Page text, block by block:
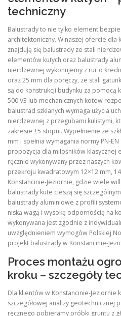
techniczny
Balustrady to nie tylko element
architektoniczny. W naszej ofercie dla
znajdują się balustrady ze stali
elementów kutych oraz balustrady
nierdzewnej wykonujemy z rur o
oraz 25 mm dla poręczy, ze stali
są do konstrukcji budynku za pomocą
500 V3 lub mechanicznych kotew
balustrad szklanych wymaga użycia
nierdzewnej z przegubami kulistymi,
zakresie ±5 stopni. Wypełnienie ze
mm i spełnia wymagania normy PN-
propozycja dla miłośników klasycznej
ręcznie wykonywany przez naszych
przekroju kwadratowym 12×12 mm,
Konstancinie-Jeziornie, gdzie wiele
balustrady kute cieszą się
balustrady aluminiowe z profili
niską wagą i wysoką odpornością na
wykonywana jest zgodnie z
uwzględnieniem wymogów Polskiej
projekt balustrady w Konstancinie-
Proces montażu
kroku – szczegóły
Dla klientów w Konstancinie-Jeziornie
szczegółowej analizy geotechnicznej
ręcznego pobieramy próbki gruntu z